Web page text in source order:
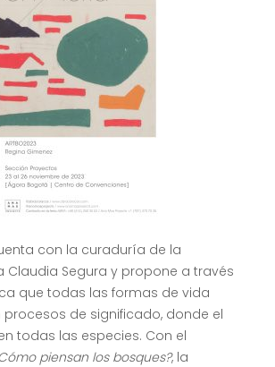
con la curaduría de la
Claudia Segura y propone a través
que todas las formas de vida
de significado, donde el
todas las especies. Con el
piensan los bosques?, la